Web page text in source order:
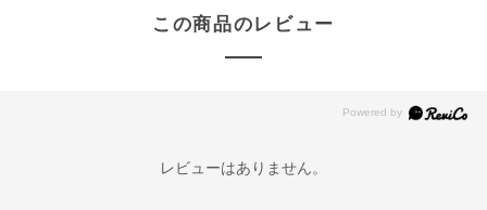
この商品のレビュー
レビューはありません。